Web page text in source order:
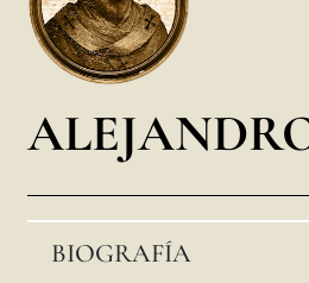
BIOGRAFÍA